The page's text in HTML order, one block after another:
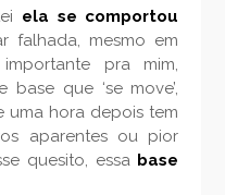
ela se comportou
falhada, mesmo em
pra mim,
que ‘se move’,
uma hora depois tem
aparentes ou pior
quesito, essa base